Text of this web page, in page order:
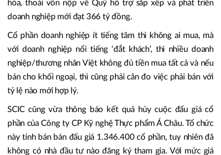
hóa, thoái vốn nộp về Quỹ hỗ trợ sắp xếp và phát triển
doanh nghiệp mới đạt 366 tỷ đồng.
Cổ phần doanh nghiệp ít tiếng tăm thì không ai mua, mà
với doanh nghiệp nổi tiếng ‘đắt khách’, thì nhiều doanh
nghiệp/thương nhân Việt không đủ tiền mua tất cả và nếu
bán cho khối ngoại, thì cũng phải cân đo việc phải bán với
tỷ lệ nào mới hợp lý.
SCIC cũng vừa thông báo kết quả hủy cuộc đấu giá cổ
phần của Công ty CP Kỹ nghệ Thực phẩm Á Châu. Tổ chức
này tính bán bán đấu giá 1.346.400 cổ phần, tuy nhiên đã
không có nhà đầu tư nào đăng ký tham gia. Với mức giá